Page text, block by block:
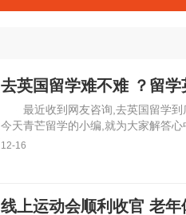
去英国留学难不难 ？留
最近收到网友咨询,去英国留学
今天青芒留学的小编,就为大家解答
12-16
线上运动会顺利收官 老